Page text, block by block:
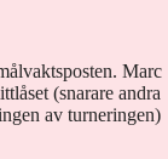
Marc
(snarare andra
av turneringen)